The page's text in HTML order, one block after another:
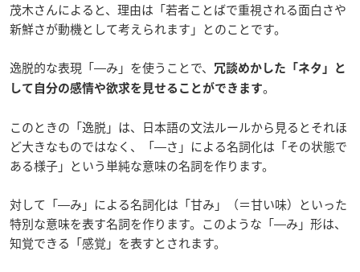
茂木さんによると、理由は「若者ことばで重視される面白さや
新鮮さが動機として考えられます」とのことです。
逸脱的な表現「―み」を使うことで、
冗談めかした「ネタ」と
して自分の感情や欲求を見せることができます。
このときの「逸脱」は、日本語の文法ルールから見るとそれほ
ど大きなものではなく、「―さ」による名詞化は「その状態で
ある様子」という単純な意味の名詞を作ります。
対して「―み」による名詞化は「甘み」（＝甘い味）といった
特別な意味を表す名詞を作ります。このような「―み」形は、
知覚できる「感覚」を表すとされます。